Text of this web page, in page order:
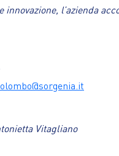
l’azienda
Vitagliano